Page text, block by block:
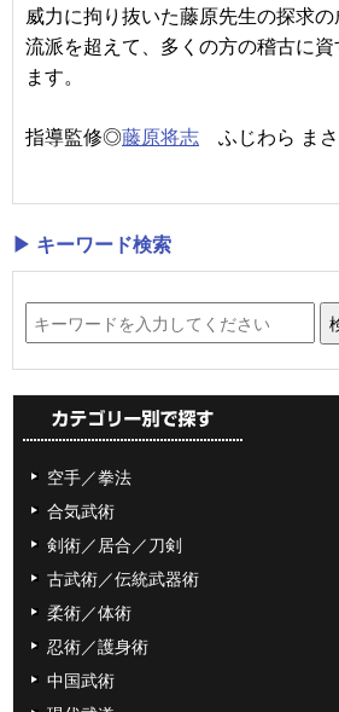
威力に拘り抜いた藤原先生の探求
流派を超えて、多くの方の稽古に
ます。
指導監修◎藤原将志 ふじわら ま
▶ キーワード検索
空手／拳法
合気武術
剣術／居合／刀剣
古武術／伝統武器術
柔術／体術
忍術／護身術
中国武術